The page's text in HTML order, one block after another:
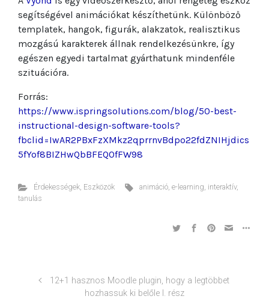
segítségével animációkat készíthetünk. Különböző
templatek, hangok, figurák, alakzatok, realisztikus
mozgású karakterek állnak rendelkezésünkre, így
egészen egyedi tartalmat gyárthatunk mindenféle
szituációra.
Forrás:
https://www.ispringsolutions.com/blog/50-best-
instructional-design-software-tools?
fbclid=IwAR2PBxFzXMkz2qprrnvBdpo22fdZNIHjdics
5fYof8BIZHwQbBFEQ0fFW98
Érdekességek, Eszközök animáció ,e-learning interaktív,
tanulás
12+1 hasznos Moodle plugin, hogy a legtöbbet
hozhassuk ki belőle I. rész